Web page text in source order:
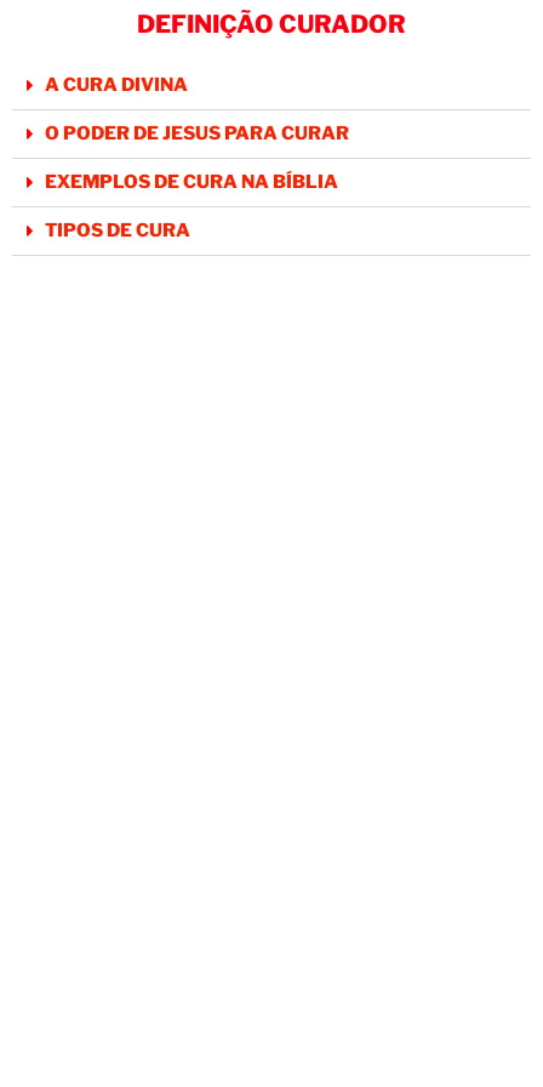
DEFINIÇÃO CURADOR
A CURA DIVINA
O PODER DE JESUS PARA CURAR
EXEMPLOS DE CURA NA BÍBLIA
TIPOS DE CURA